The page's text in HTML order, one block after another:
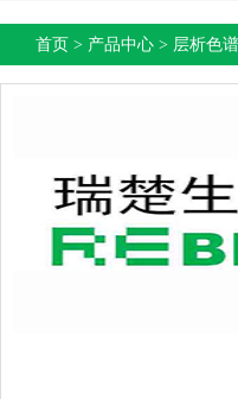
首页 > 产品中心 > 层析色谱